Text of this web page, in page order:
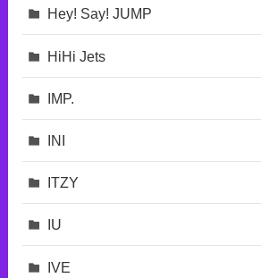
Hey! Say! JUMP
HiHi Jets
IMP.
INI
ITZY
IU
IVE